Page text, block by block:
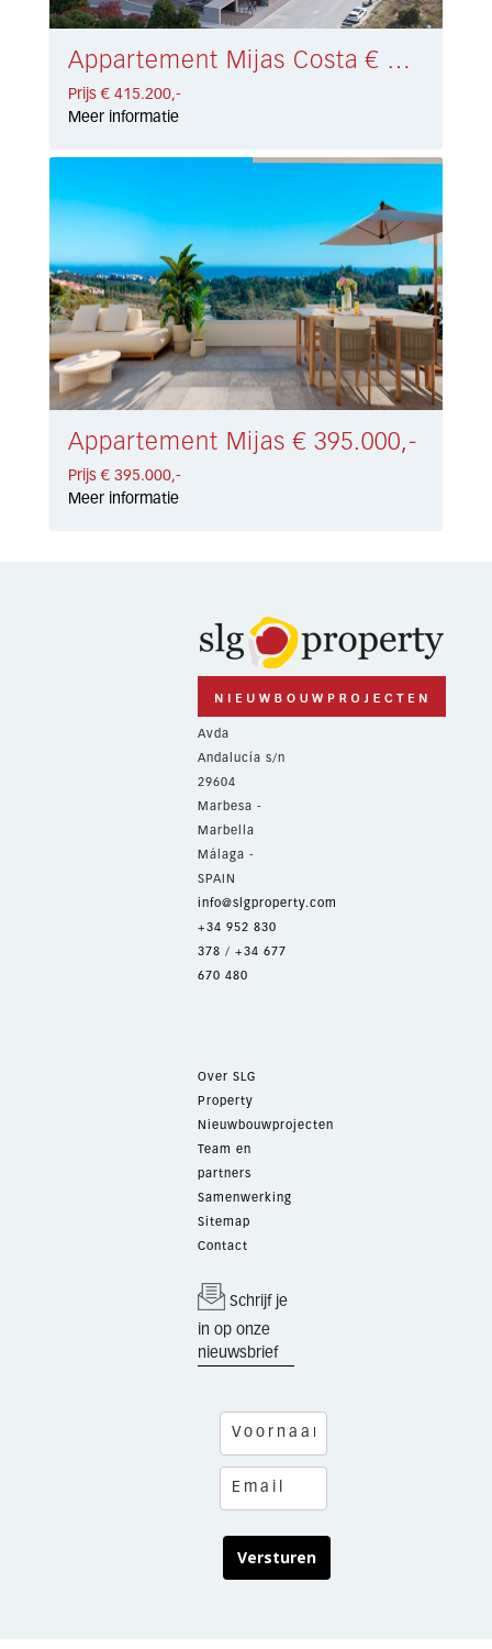
Appartement Mijas Costa € 415.200,-
Prijs € 415.200,-
Meer informatie
Appartement Mijas € 395.000,-
Prijs € 395.000,-
Meer informatie
Avda
Andalucía s/n
29604
Marbesa -
Marbella
Málaga -
SPAIN
info@slgproperty.com
+34 952 830
378 / +34 677
670 480
Over SLG
Property
Nieuwbouwprojecten
Team en
partners
Samenwerking
Sitemap
Contact
Schrijf je
in op onze
nieuwsbrief
Versturen